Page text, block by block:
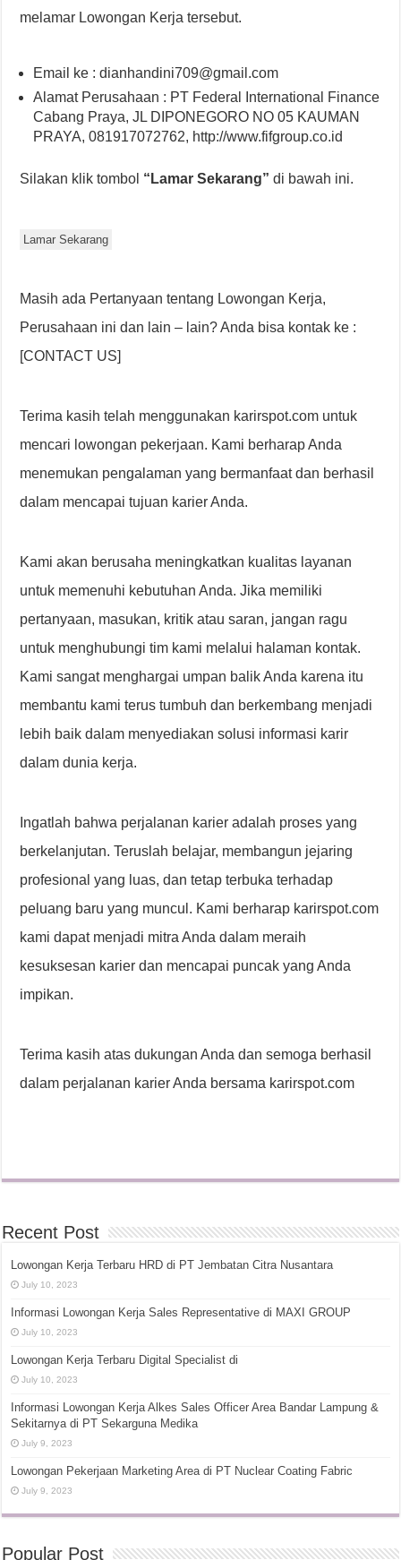
melamar Lowongan Kerja tersebut.
Email ke : dianhandini709@gmail.com
Alamat Perusahaan : PT Federal International Finance
Cabang Praya, JL DIPONEGORO NO 05 KAUMAN
PRAYA, 081917072762, http://www.fifgroup.co.id
Silakan klik tombol “Lamar Sekarang” di bawah ini.
Lamar Sekarang
Masih ada Pertanyaan tentang Lowongan Kerja,
Perusahaan ini dan lain – lain? Anda bisa kontak ke :
[CONTACT US]
Terima kasih telah menggunakan karirspot.com untuk
mencari lowongan pekerjaan. Kami berharap Anda
menemukan pengalaman yang bermanfaat dan berhasil
dalam mencapai tujuan karier Anda.
Kami akan berusaha meningkatkan kualitas layanan
untuk memenuhi kebutuhan Anda. Jika memiliki
pertanyaan, masukan, kritik atau saran, jangan ragu
untuk menghubungi tim kami melalui halaman kontak.
Kami sangat menghargai umpan balik Anda karena itu
membantu kami terus tumbuh dan berkembang menjadi
lebih baik dalam menyediakan solusi informasi karir
dalam dunia kerja.
Ingatlah bahwa perjalanan karier adalah proses yang
berkelanjutan. Teruslah belajar, membangun jejaring
profesional yang luas, dan tetap terbuka terhadap
peluang baru yang muncul. Kami berharap karirspot.com
kami dapat menjadi mitra Anda dalam meraih
kesuksesan karier dan mencapai puncak yang Anda
impikan.
Terima kasih atas dukungan Anda dan semoga berhasil
dalam perjalanan karier Anda bersama karirspot.com
Recent Post
Lowongan Kerja Terbaru HRD di PT Jembatan Citra Nusantara
July 10, 2023
Informasi Lowongan Kerja Sales Representative di MAXI GROUP
July 10, 2023
Lowongan Kerja Terbaru Digital Specialist di
July 10, 2023
Informasi Lowongan Kerja Alkes Sales Officer Area Bandar Lampung &
Sekitarnya di PT Sekarguna Medika
July 9, 2023
Lowongan Pekerjaan Marketing Area di PT Nuclear Coating Fabric
July 9, 2023
Popular Post